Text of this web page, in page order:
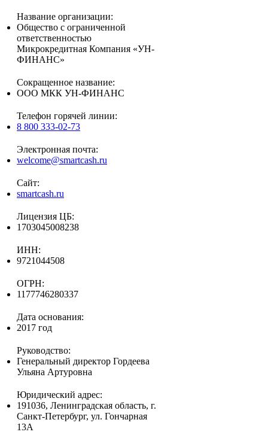
Название организации:
Общество с ограниченной
ответственностью
Микрокредитная Компания «УН-
ФИНАНС»
Сокращенное название:
ООО МКК УН-ФИНАНС
Телефон горячей линии:
8 800 333-02-73
Электронная почта:
welcome@smartcash.ru
Сайт:
smartcash.ru
Лицензия ЦБ:
1703045008238
ИНН:
9721044508
ОГРН:
1177746280337
Дата основания:
2017 год
Руководство:
Генеральный директор Гордеева
Ульяна Артуровна
Юридический адрес:
191036, Ленинградская область, г.
Санкт-Петербург, ул. Гончарная
13А